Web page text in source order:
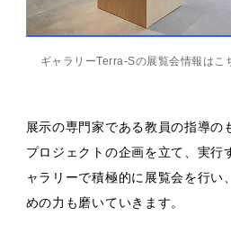
ギャラリーTerra-Sの展覧会情報はこ
展示の専門家である教員の指導の
プロジェクトの企画を立て、実行
ャラリーで積極的に展覧会を行い
めの力も磨いていきます。